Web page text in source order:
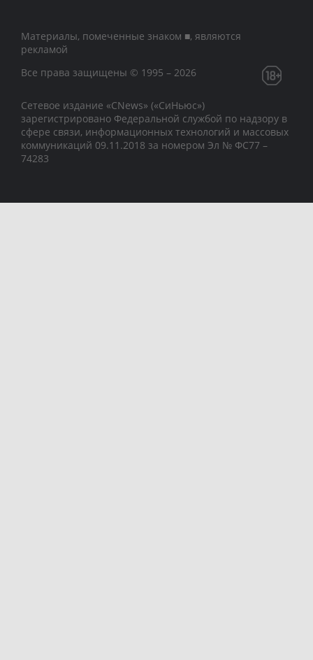
Материалы, помеченные знаком ■, являются
рекламой
Все права защищены © 1995 – 2026
Сетевое издание «CNews» («СиНьюс»)
зарегистрировано Федеральной службой по надзору в
сфере связи, информационных технологий и массовых
коммуникаций 09.11.2018 за номером Эл № ФС77 –
74283